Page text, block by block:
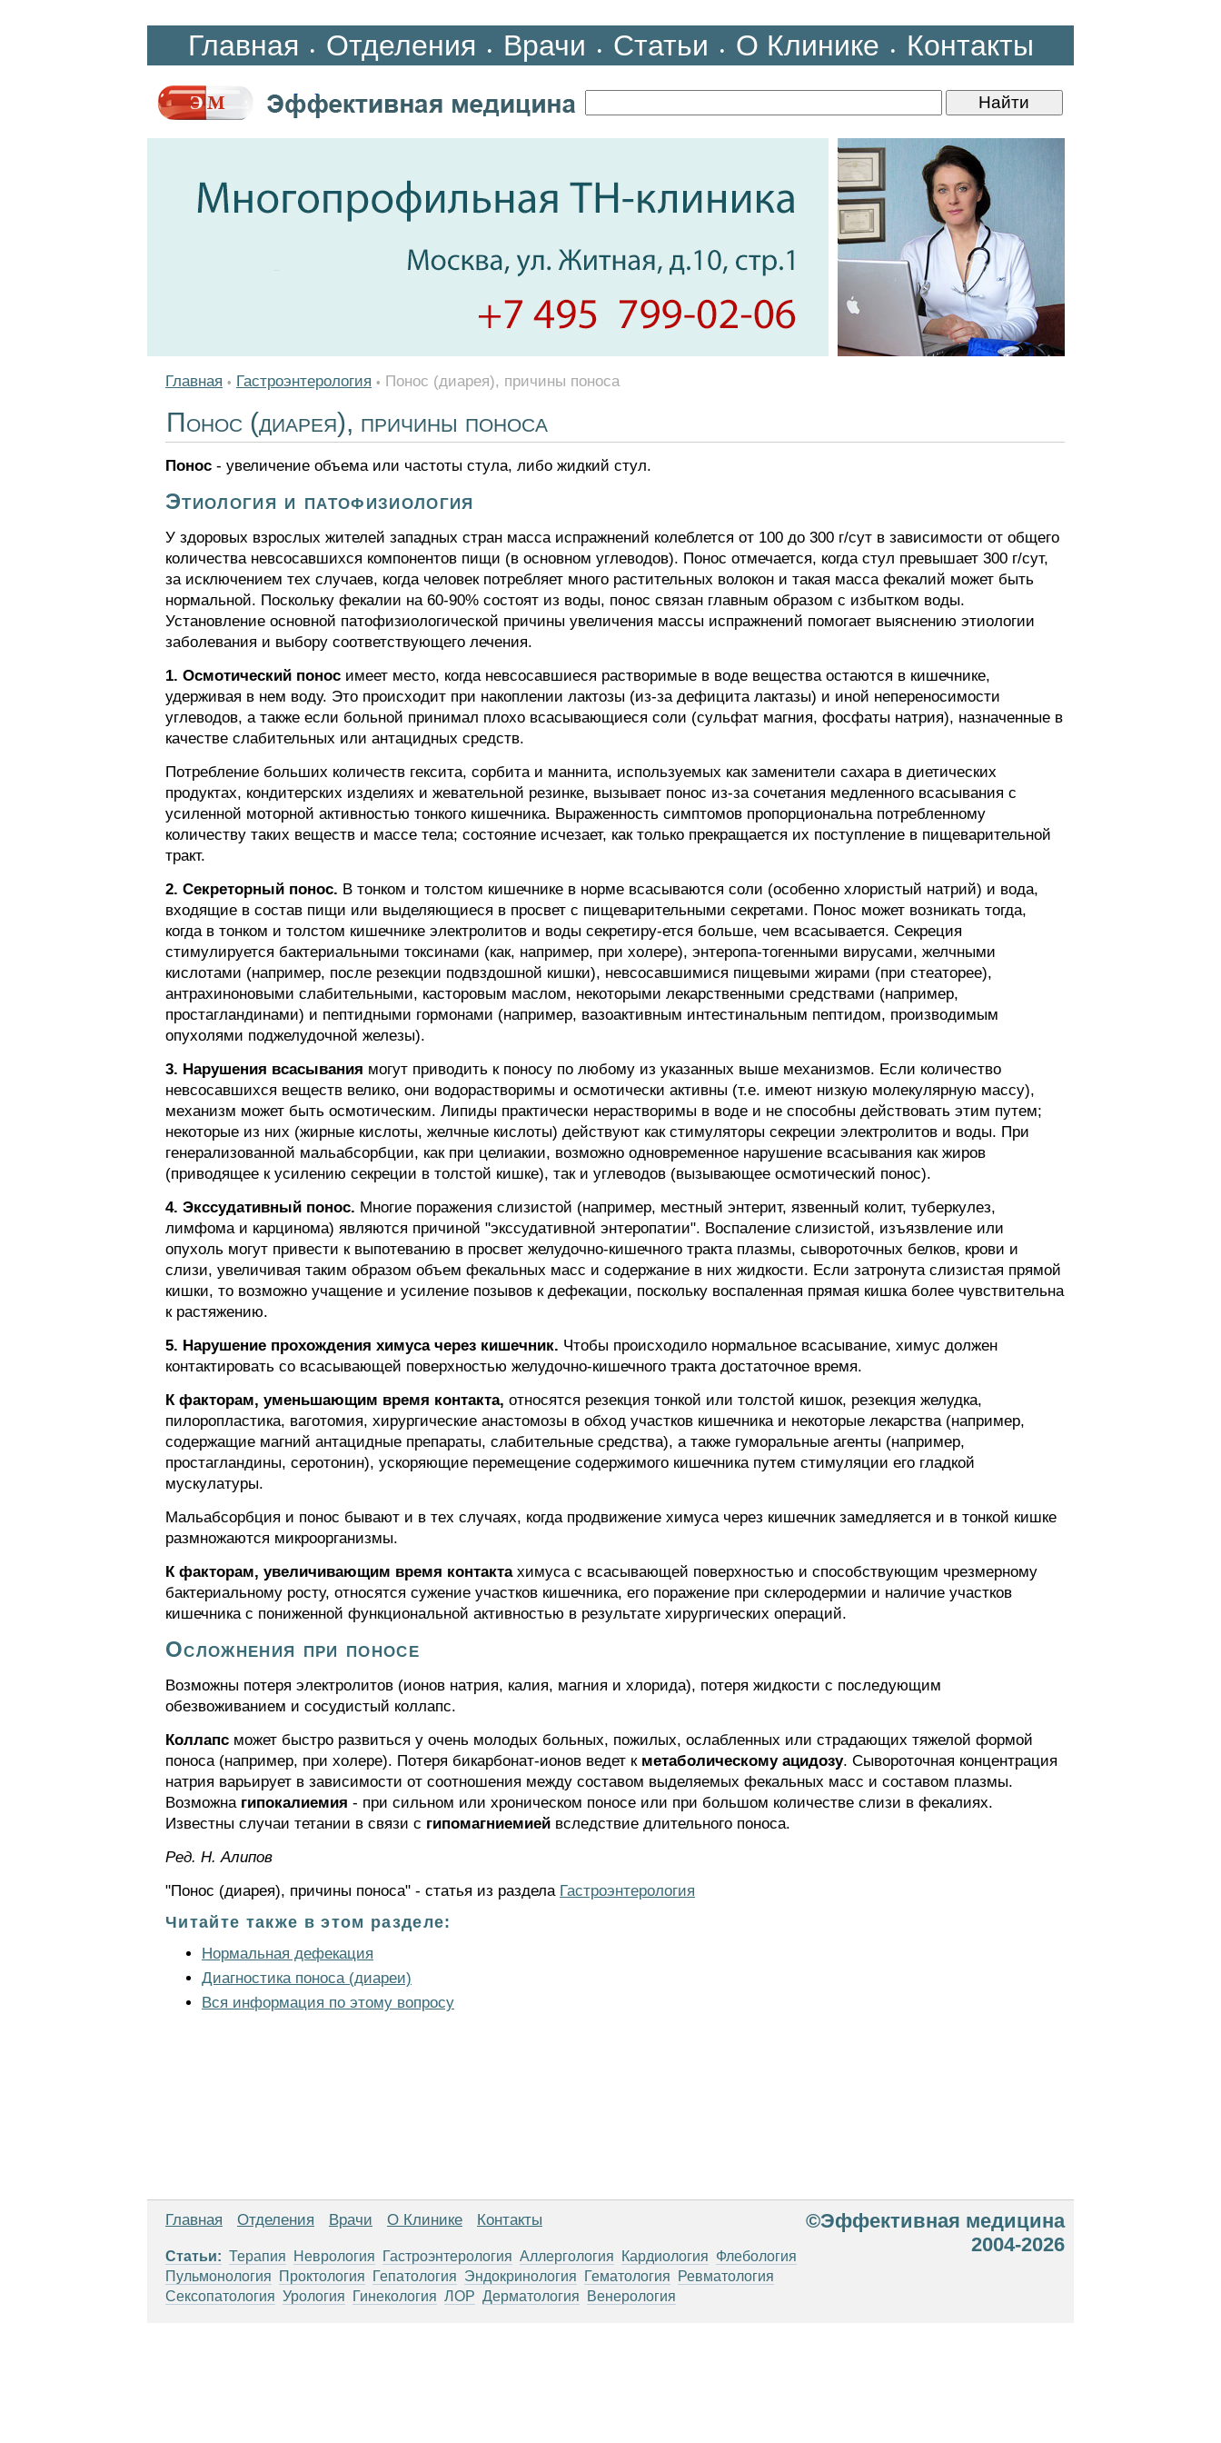
Главная • Отделения • Врачи • Статьи • О Клинике • Контакты
Главная • Гастроэнтерология • Понос (диарея), причины поноса
Понос (диарея), причины поноса
Понос - увеличение объема или частоты стула, либо жидкий стул.
Этиология и патофизиология
У здоровых взрослых жителей западных стран масса испражнений колеблется от 100 до 300 г/сут в зависимости от общего
количества невсосавшихся компонентов пищи (в основном углеводов). Понос отмечается, когда стул превышает 300 г/сут,
за исключением тех случаев, когда человек потребляет много растительных волокон и такая масса фекалий может быть
нормальной. Поскольку фекалии на 60-90% состоят из воды, понос связан главным образом с избытком воды.
Установление основной патофизиологической причины увеличения массы испражнений помогает выяснению этиологии
заболевания и выбору соответствующего лечения.
1. Осмотический понос имеет место, когда невсосавшиеся растворимые в воде вещества остаются в кишечнике,
удерживая в нем воду. Это происходит при накоплении лактозы (из-за дефицита лактазы) и иной непереносимости
углеводов, а также если больной принимал плохо всасывающиеся соли (сульфат магния, фосфаты натрия), назначенные в
качестве слабительных или антацидных средств.
Потребление больших количеств гексита, сорбита и маннита, используемых как заменители сахара в диетических
продуктах, кондитерских изделиях и жевательной резинке, вызывает понос из-за сочетания медленного всасывания с
усиленной моторной активностью тонкого кишечника. Выраженность симптомов пропорциональна потребленному
количеству таких веществ и массе тела; состояние исчезает, как только прекращается их поступление в пищеварительной
тракт.
2. Секреторный понос. В тонком и толстом кишечнике в норме всасываются соли (особенно хлористый натрий) и вода,
входящие в состав пищи или выделяющиеся в просвет с пищеварительными секретами. Понос может возникать тогда,
когда в тонком и толстом кишечнике электролитов и воды секретиру-ется больше, чем всасывается. Секреция
стимулируется бактериальными токсинами (как, например, при холере), энтеропа-тогенными вирусами, желчными
кислотами (например, после резекции подвздошной кишки), невсосавшимися пищевыми жирами (при стеаторее),
антрахиноновыми слабительными, касторовым маслом, некоторыми лекарственными средствами (например,
простагландинами) и пептидными гормонами (например, вазоактивным интестинальным пептидом, производимым
опухолями поджелудочной железы).
3. Нарушения всасывания могут приводить к поносу по любому из указанных выше механизмов. Если количество
невсосавшихся веществ велико, они водорастворимы и осмотически активны (т.е. имеют низкую молекулярную массу),
механизм может быть осмотическим. Липиды практически нерастворимы в воде и не способны действовать этим путем;
некоторые из них (жирные кислоты, желчные кислоты) действуют как стимуляторы секреции электролитов и воды. При
генерализованной мальабсорбции, как при целиакии, возможно одновременное нарушение всасывания как жиров
(приводящее к усилению секреции в толстой кишке), так и углеводов (вызывающее осмотический понос).
4. Экссудативный понос. Многие поражения слизистой (например, местный энтерит, язвенный колит, туберкулез,
лимфома и карцинома) являются причиной "экссудативной энтеропатии". Воспаление слизистой, изъязвление или
опухоль могут привести к выпотеванию в просвет желудочно-кишечного тракта плазмы, сывороточных белков, крови и
слизи, увеличивая таким образом объем фекальных масс и содержание в них жидкости. Если затронута слизистая прямой
кишки, то возможно учащение и усиление позывов к дефекации, поскольку воспаленная прямая кишка более чувствительна
к растяжению.
5. Нарушение прохождения химуса через кишечник. Чтобы происходило нормальное всасывание, химус должен
контактировать со всасывающей поверхностью желудочно-кишечного тракта достаточное время.
К факторам, уменьшающим время контакта, относятся резекция тонкой или толстой кишок, резекция желудка,
пилоропластика, ваготомия, хирургические анастомозы в обход участков кишечника и некоторые лекарства (например,
содержащие магний антацидные препараты, слабительные средства), а также гуморальные агенты (например,
простагландины, серотонин), ускоряющие перемещение содержимого кишечника путем стимуляции его гладкой
мускулатуры.
Мальабсорбция и понос бывают и в тех случаях, когда продвижение химуса через кишечник замедляется и в тонкой кишке
размножаются микроорганизмы.
К факторам, увеличивающим время контактахимуса с всасывающей поверхностью и способствующим чрезмерному
бактериальному росту, относятся сужение участков кишечника, его поражение при склеродермии и наличие участков
кишечника с пониженной функциональной активностью в результате хирургических операций.
Осложнения при поносе
Возможны потеря электролитов (ионов натрия, калия, магния и хлорида), потеря жидкости с последующим
обезвоживанием и сосудистый коллапс.
Коллапс может быстро развиться у очень молодых больных, пожилых, ослабленных или страдающих тяжелой формой
поноса (например, при холере). Потеря бикарбонат-ионов ведет к метаболическому ацидозу. Сывороточная концентрация
натрия варьирует в зависимости от соотношения между составом выделяемых фекальных масс и составом плазмы.
Возможна гипокалиемия - при сильном или хроническом поносе или при большом количестве слизи в фекалиях.
Известны случаи тетании в связи с гипомагниемией вследствие длительного поноса.
Ред. Н. Алипов
"Понос (диарея), причины поноса" - статья из раздела Гастроэнтерология
Читайте также в этом разделе:
Нормальная дефекация
Диагностика поноса (диареи)
Вся информация по этому вопросу
Главная Отделения Врачи О Клинике Контакты
Статьи: Терапия Неврология Гастроэнтерология Аллергология Кардиология Флебология
Пульмонология
Проктология Гепатология Эндокринология Гематология
Ревматология
Сексопатология Урология Гинекология ЛОР Дерматология Венерология
©Эффективная медицина
2004-2026